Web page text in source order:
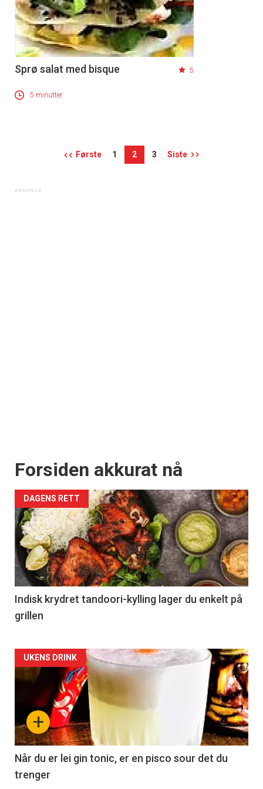
Sprø salat med bisque 5
5 minutter
Første 1 2 3 Siste
Forsiden akkurat nå
DAGENS RETT
Indisk krydret tandoori-kylling lager du enkelt på
grillen
Forsiden
akkurat
nå
-
2
+
UKENS DRINK
Når du er lei gin tonic, er en pisco sour det du
trenger